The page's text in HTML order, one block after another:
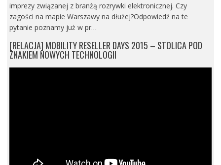
imprezy związanej z branżą rozrywki elektronicznej. Czy
zagości na mapie Warszawy na dłużej?Odpowiedź na te
pytanie poznamy już w pr…
[RELACJA] MOBILITY RESELLER DAYS 2015 – STOLICA POD
ZNAKIEM NOWYCH TECHNOLOGII